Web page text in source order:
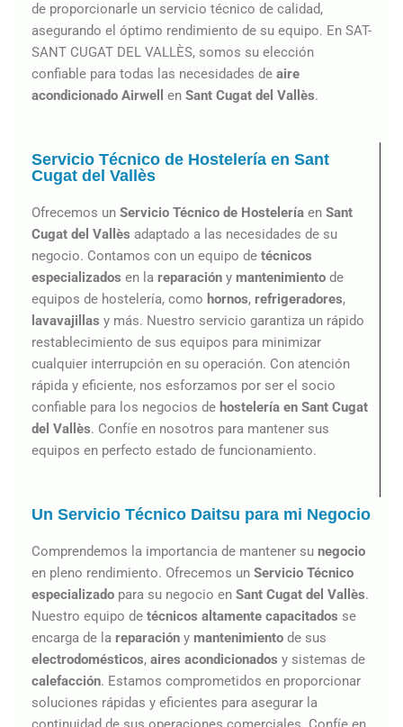
de proporcionarle un servicio técnico de calidad,
asegurando el óptimo rendimiento de su equipo. En SAT-
SANT CUGAT DEL VALLÈS, somos su elección
confiable para todas las necesidades de aire
acondicionado Airwell
en Sant Cugat del Vallès.
Servicio Técnico de Hostelería en Sant
Cugat del Vallès
Ofrecemos un Servicio Técnico de Hostelería en Sant
Cugat del Vallès adaptado a las necesidades de su
negocio. Contamos con un equipo de técnicos
especializados en la reparación y mantenimiento de
equipos de hostelería, como hornos, refrigeradores,
lavavajillas y más. Nuestro servicio garantiza un rápido
restablecimiento de sus equipos para minimizar
cualquier interrupción en su operación. Con atención
rápida y eficiente, nos esforzamos por ser el socio
confiable para los negocios de hostelería en Sant Cugat
del Vallès. Confíe en nosotros para mantener sus
equipos en perfecto estado de funcionamiento.
Un Servicio Técnico Daitsu para mi Negocio
Comprendemos la importancia de mantener su negocio
en pleno rendimiento. Ofrecemos un Servicio Técnico
especializado para su negocio en Sant Cugat del Vallès.
Nuestro equipo de técnicos altamente capacitados se
encarga de la reparación y mantenimiento de sus
electrodomésticos, aires acondicionados y sistemas de
calefacción. Estamos comprometidos en proporcionar
soluciones rápidas y eficientes para asegurar la